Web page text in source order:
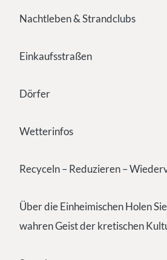
Nachtleben & Strandclubs
Einkaufsstraßen
Dörfer
Wetterinfos
Recyceln – Reduzieren –
Über die Einheimischen Holen
wahren Geist der kretischen